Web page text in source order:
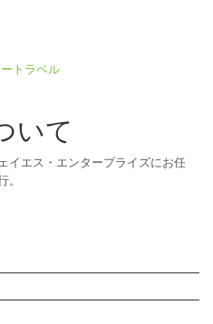
トラベル
いて
イエス・エンタープライズにお任